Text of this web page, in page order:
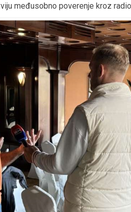
međusobno poverenje kroz